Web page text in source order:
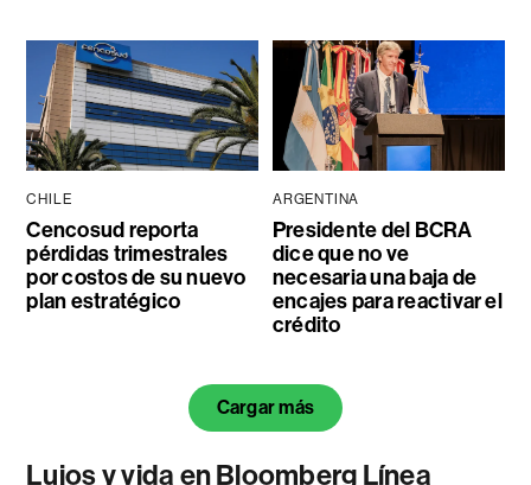
CHILE
Cencosud reporta
pérdidas trimestrales
por costos de su nuevo
plan estratégico
ARGENTINA
Presidente del BCRA
dice que no ve
necesaria una baja de
encajes para reactivar el
crédito
Cargar más
Lujos y vida en Bloomberg Línea